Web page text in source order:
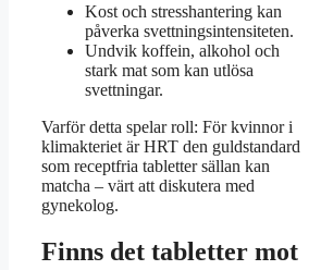
Kost och stresshantering kan
påverka svettningsintensiteten.
Undvik koffein, alkohol och
stark mat som kan utlösa
svettningar.
Varför detta spelar roll: För kvinnor i
klimakteriet är HRT den guldstandard
som receptfria tabletter sällan kan
matcha – värt att diskutera med
gynekolog.
Finns det tabletter mot